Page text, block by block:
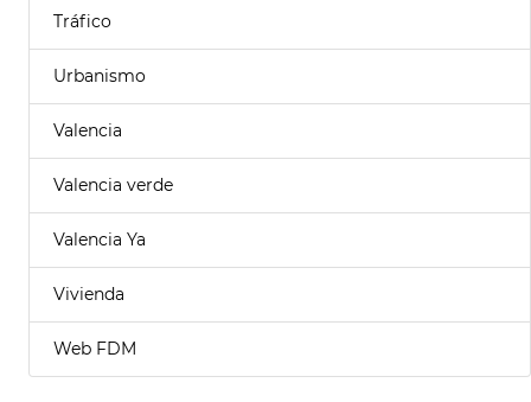
Tráfico
Urbanismo
Valencia
Valencia verde
Valencia Ya
Vivienda
Web FDM